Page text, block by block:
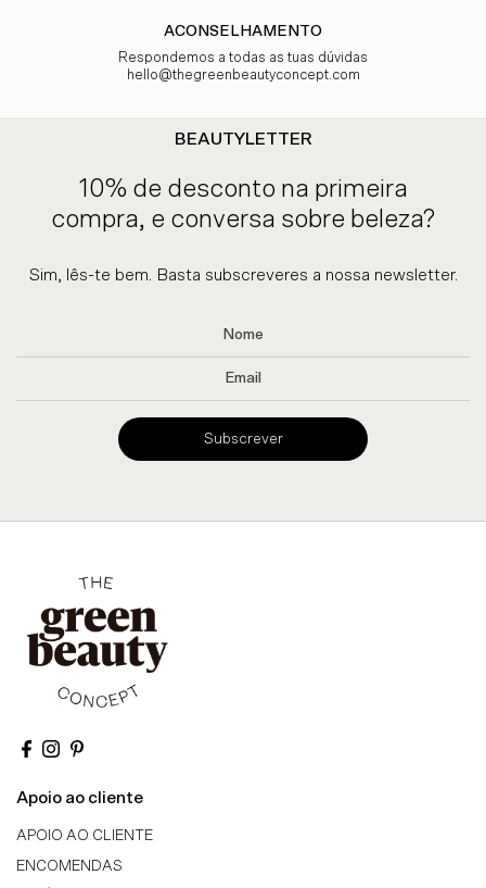
ACONSELHAMENTO
Respondemos a todas as tuas dúvidas
hello@thegreenbeautyconcept.com
BEAUTYLETTER
10% de desconto na primeira
compra, e conversa sobre beleza?
Sim, lês-te bem. Basta subscreveres a nossa newsletter.
Subscrever
Apoio ao cliente
APOIO AO CLIENTE
ENCOMENDAS